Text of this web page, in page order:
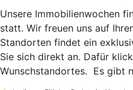
Unsere Immobilienwochen
statt. Wir freuen uns auf
Standorten findet ein
Sie sich direkt an. Dafür
Wunschstandortes. Es gibt